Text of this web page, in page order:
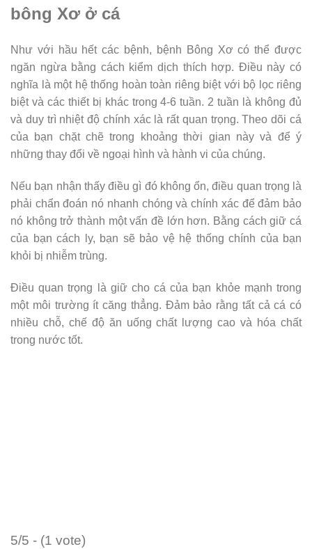
bông Xơ ở cá
Như với hầu hết các bệnh, bệnh Bông Xơ có thể được
ngăn ngừa bằng cách kiểm dịch thích hợp. Điều này có
nghĩa là một hệ thống hoàn toàn riêng biệt với bộ lọc riêng
biệt và các thiết bị khác trong 4-6 tuần. 2 tuần là không đủ
và duy trì nhiệt độ chính xác là rất quan trọng. Theo dõi cá
của bạn chặt chẽ trong khoảng thời gian này và để ý
những thay đổi về ngoại hình và hành vi của chúng.
Nếu bạn nhận thấy điều gì đó không ổn, điều quan trọng là
phải chẩn đoán nó nhanh chóng và chính xác để đảm bảo
nó không trở thành một vấn đề lớn hơn. Bằng cách giữ cá
của bạn cách ly, bạn sẽ bảo vệ hệ thống chính của bạn
khỏi bị nhiễm trùng.
Điều quan trọng là giữ cho cá của bạn khỏe mạnh trong
một môi trường ít căng thẳng. Đảm bảo rằng tất cả cá có
nhiều chỗ, chế độ ăn uống chất lượng cao và hóa chất
trong nước tốt.
5/5 - (1 vote)